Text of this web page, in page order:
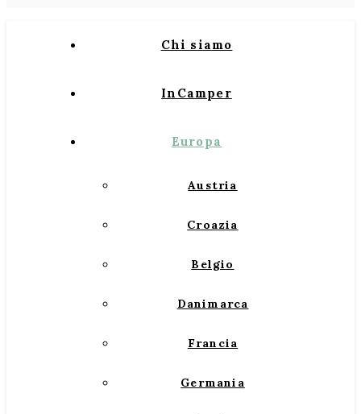
Chi siamo
InCamper
Europa
Austria
Croazia
Belgio
Danimarca
Francia
Germania